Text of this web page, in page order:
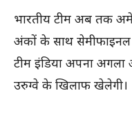
भारतीय टीम अब तक
अंकों के साथ सेमीफाइनल
टीम इंडिया अपना
उरुग्वे के खिलाफ खेलेगी।